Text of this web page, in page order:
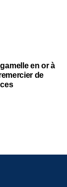
en or à
de